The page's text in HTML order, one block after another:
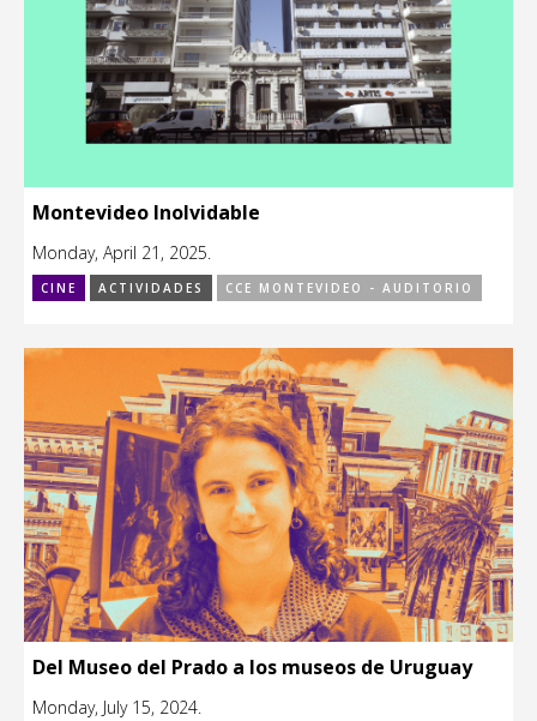
Montevideo Inolvidable
Monday, April 21, 2025.
CINE ACTIVIDADES CCE MONTEVIDEO - AUDITORIO
Del Museo del Prado a los museos de Uruguay
Monday, July 15, 2024.